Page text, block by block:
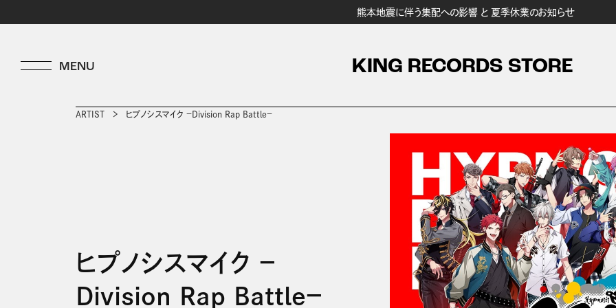
熊本地震に伴う集配への影響 と 夏季休業のお知らせ
KING RECORDS STORE
ARTIST ヒプノシスマイク －Division Rap Battle－
ヒプノシスマイク －
Division Rap Battle－